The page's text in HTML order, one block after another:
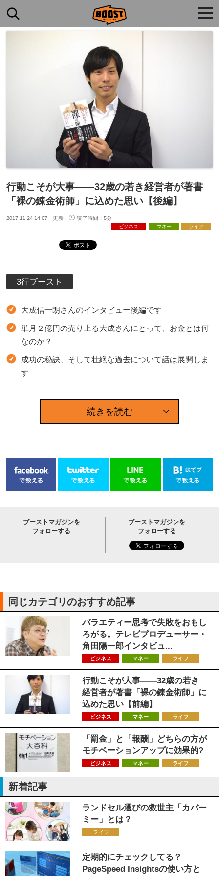
行動こそが大事――32歳の若き経営者が著書
「裸の錬金術師」に込めた思い【後編】
2017.11.24 14:07 更新 読了時間：5分
ビジネス マネー ライフ
3行ブースト
大成信一朗さんのインタビュー後編です
単月２億円の売り上る大成さんにとって、お金とは何
なのか？
成功の秘訣、そして壮絶な過去について話は展開しま
す
続きを読む
ブーストマガジンを
フォローする
ブーストマガジンを
フォローする
同じカテゴリのおすすめ記事
バラエティー思考で失敗をおもし
ろがる。テレビプロデューサー・
角田陽一郎インタビュ...
ビジネス マネー ライフ
行動こそが大事――32歳の若き
経営者が著書「裸の錬金術師」に
込めた思い【前編】
ビジネス マネー ライフ
「罰金」と「報酬」どちらの方が
モチベーションアップに効果的?
ビジネス マネー ライフ
新着記事
ランドセル選びの救世主「カバー
ミー」とは？
ライフ
定期的にチェックしてる？
PageSpeed Insightsの使い方と